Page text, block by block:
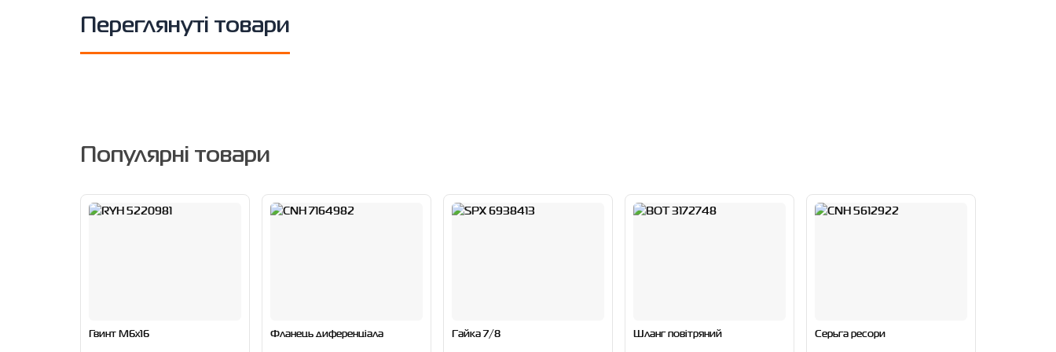
Переглянуті товари
Популярні товари
Гвинт M6x16 Фланець диференціала Гайка 7/8 Шланг повітряний Серьга ресори